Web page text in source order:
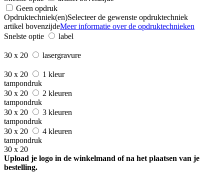
Geen opdruk
Opdruktechniek(en)Selecteer de gewenste opdruktechniek
artikel bovenzijdeMeer informatie over de opdruktechnieken
Snelste optie
label
30 x 20 lasergravure
30 x 20
1 kleur
tampondruk
30 x 20
2 kleuren
tampondruk
30 x 20
3 kleuren
tampondruk
30 x 20
4 kleuren
tampondruk
30 x 20
Upload je logo in de winkelmand of na het plaatsen van je
bestelling.